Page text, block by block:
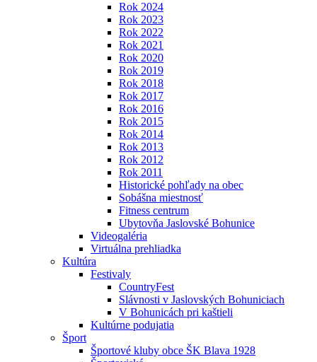
Rok 2024
Rok 2023
Rok 2022
Rok 2021
Rok 2020
Rok 2019
Rok 2018
Rok 2017
Rok 2016
Rok 2015
Rok 2014
Rok 2013
Rok 2012
Rok 2011
Historické pohľady na obec
Sobášna miestnosť
Fitness centrum
Ubytovňa Jaslovské Bohunice
Videogaléria
Virtuálna prehliadka
Kultúra
Festivaly
CountryFest
Slávnosti v Jaslovských Bohuniciach
V Bohunicách pri kaštieli
Kultúrne podujatia
Šport
Športové kluby obce ŠK Blava 1928